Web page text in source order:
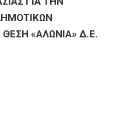
«ΑΛΩΝΙΑ» Δ.Ε.